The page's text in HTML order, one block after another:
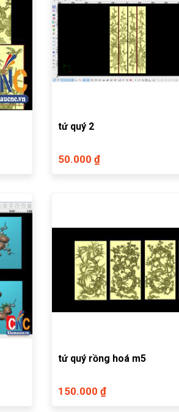
tứ quý 2
50.000 ₫
tứ quý rồng hoá m5
150.000 ₫